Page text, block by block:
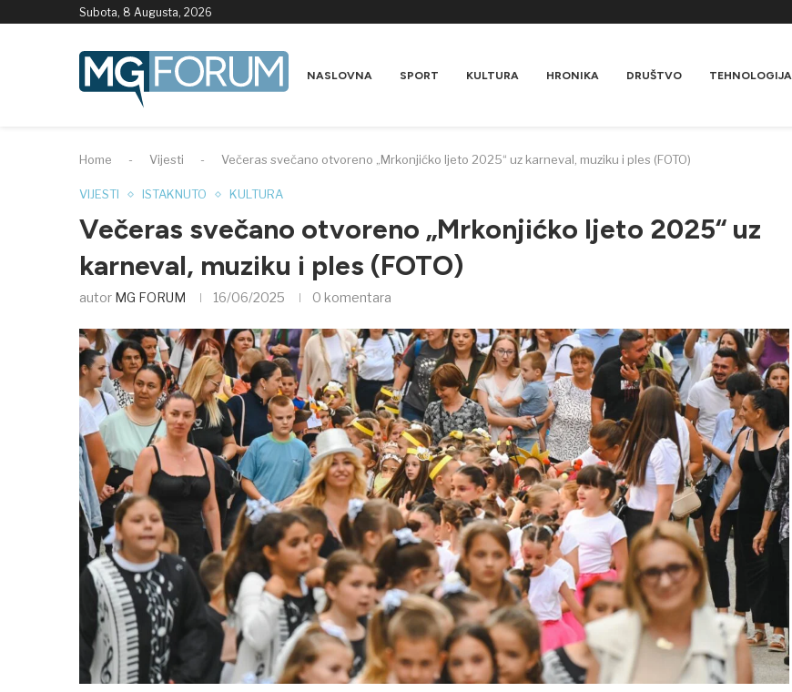
Subota, 8 Augusta, 2026
NASLOVNA SPORT KULTURA HRONIKA DRUŠTVO TEHNOLOGIJA
Home - Vijesti - Večeras svečano otvoreno „Mrkonjićko ljeto 2025“ uz karneval, muziku i ples (FOTO)
VIJESTI ISTAKNUTO KULTURA
Večeras svečano otvoreno „Mrkonjićko ljeto 2025“ uz
karneval, muziku i ples (FOTO)
autor MG FORUM 16/06/2025 0 komentara